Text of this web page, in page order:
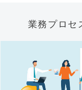
業務プロセ